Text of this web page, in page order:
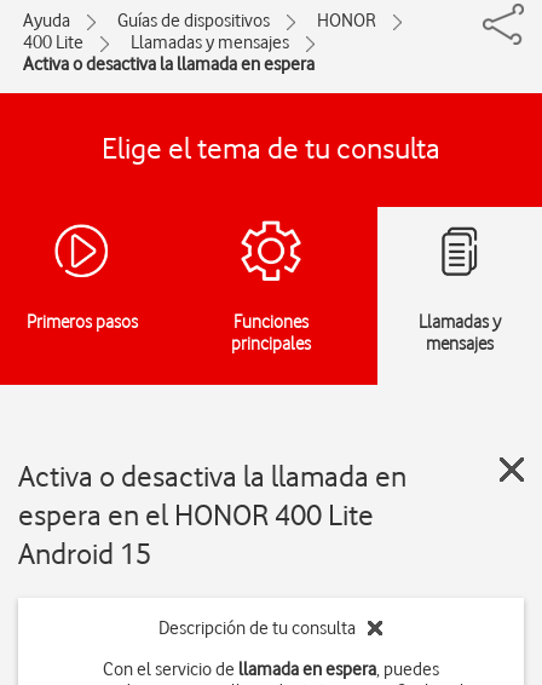
Ayuda Guías de dispositivos
HONOR
400 Lite
Llamadas y mensajes
Activa o desactiva la llamada en espera
Elige el tema de tu consulta
Primeros pasos
Funciones
principales
Llamadas y
mensajes
Activa o desactiva la llamada en
espera en el HONOR 400 Lite
Android 15
Descripción de tu consulta
Con el servicio de llamada en espera, puedes